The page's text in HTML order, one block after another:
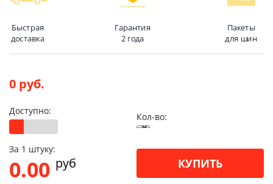
Быстрая
доставка
Гарантия
2 года
Пакеты
для шин
0 руб.
Доступно:
Кол-во:
За 1 штуку:
0.00 pуб КУПИТЬ